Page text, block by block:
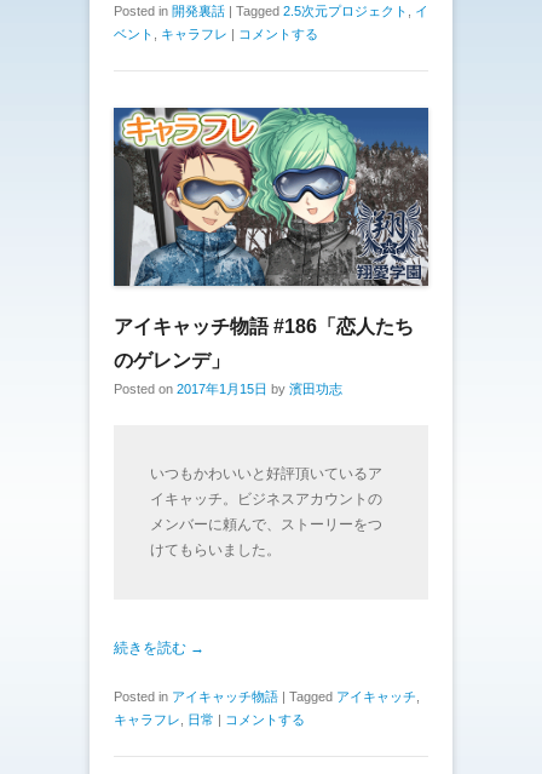
Posted in 開発裏話 | Tagged 2.5次元プロジェクト
イ
ベント
キャラフレ | コメントする
アイキャッチ物語 #186「恋人たち
のゲレンデ」
Posted on 2017年1月15日 by 濱田功志
いつもかわいいと好評頂いているア
イキャッチ。ビジネスアカウントの
メンバーに頼んで、ストーリーをつ
けてもらいました。
続きを読む →
Posted in アイキャッチ物語 Tagged アイキャッチ
キャラフレ
日常 コメントする